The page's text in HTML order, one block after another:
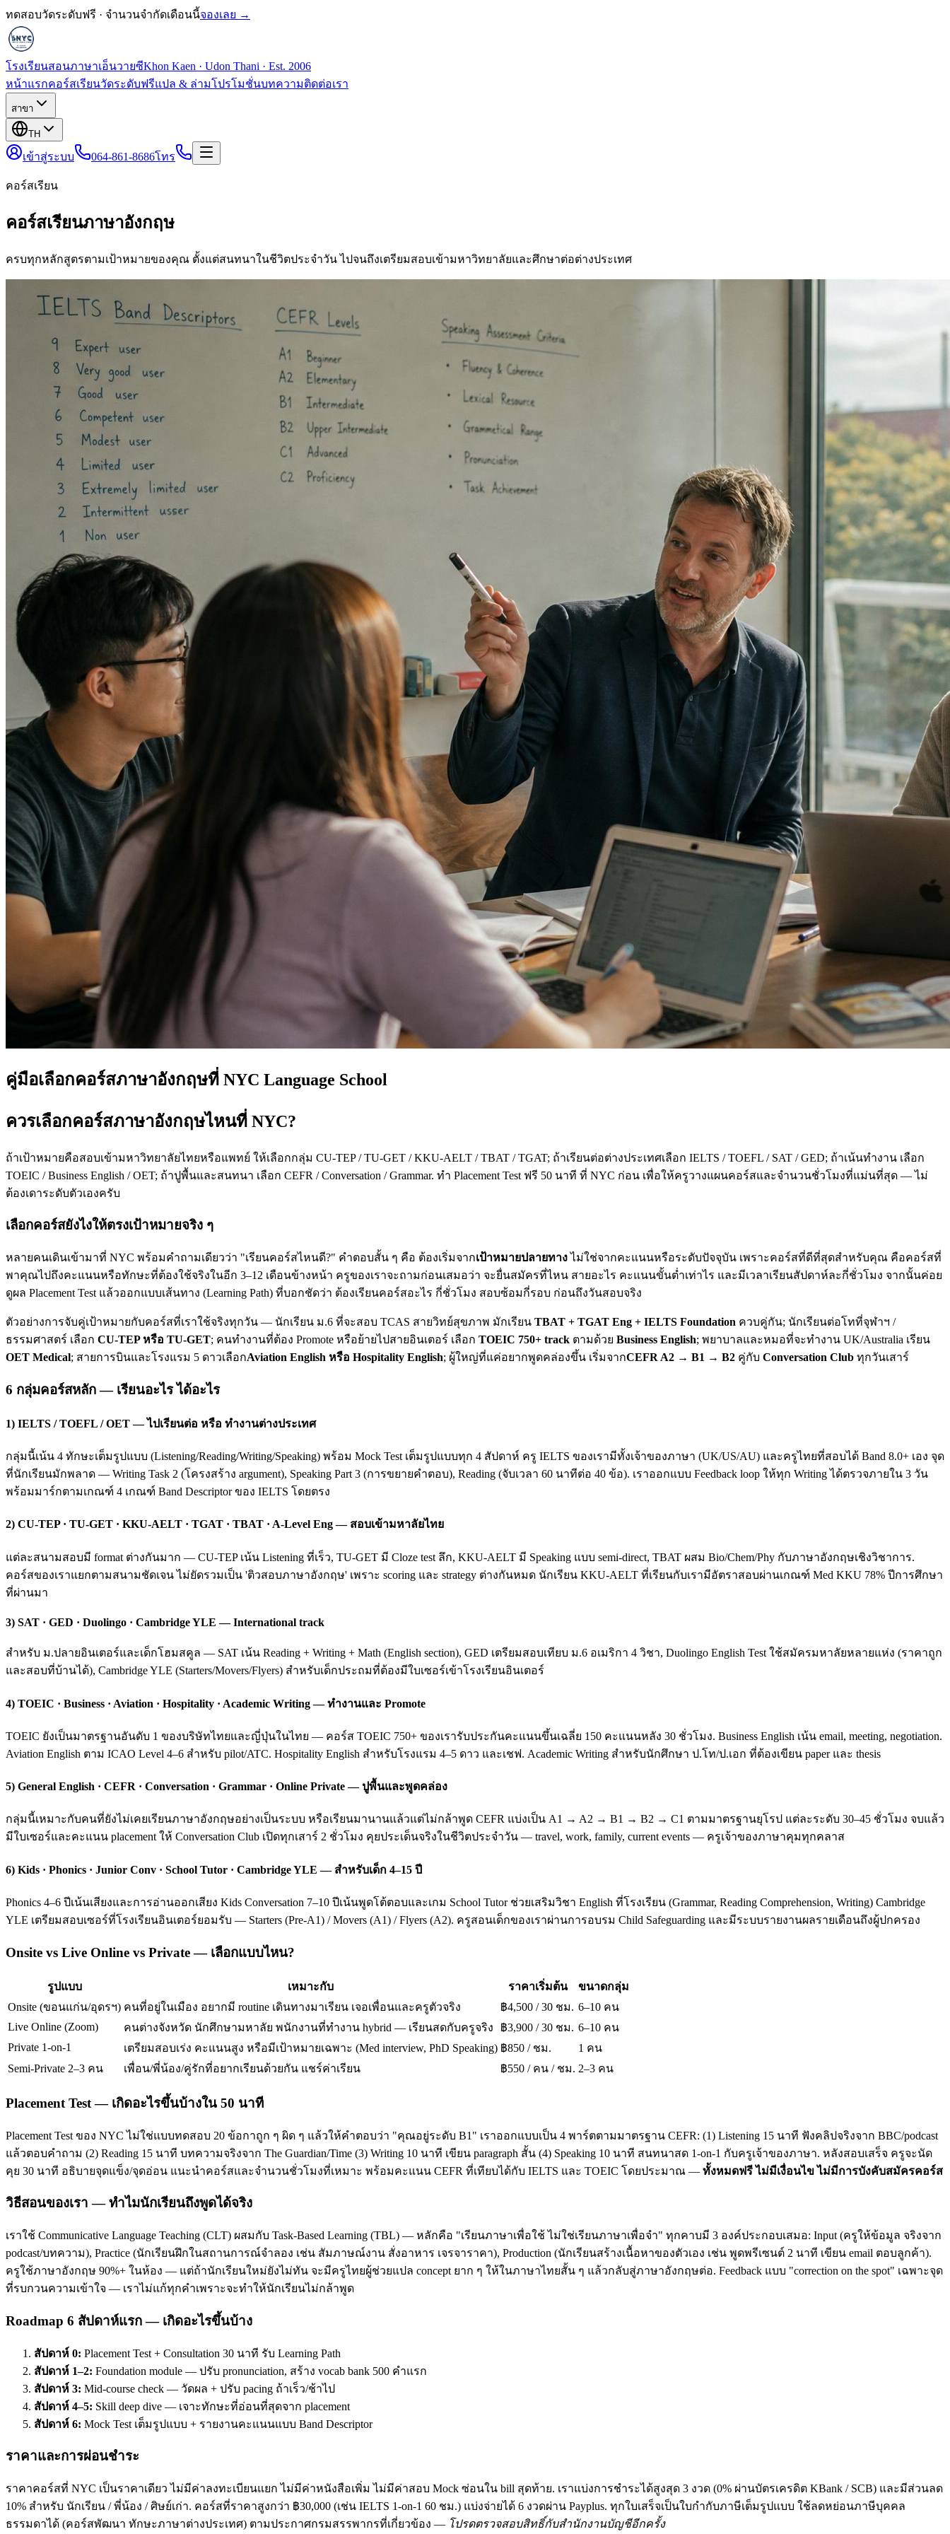
ทดสอบวัดระดับฟรี · จำนวนจำกัดเดือนนี้จองเลย →
โรงเรียนสอนภาษาเอ็นวายซีKhon Kaen · Udon Thani · Est. 2006
หน้าแรกคอร์สเรียนวัดระดับฟรีแปล & ล่ามโปรโมชั่นบทความติดต่อเรา
สาขา
TH
เข้าสู่ระบบ 064-861-8686โทร
คอร์สเรียน
คอร์สเรียนภาษาอังกฤษ
ครบทุกหลักสูตรตามเป้าหมายของคุณ ตั้งแต่สนทนาในชีวิตประจำวัน ไปจนถึงเตรียมสอบเข้ามหาวิทยาลัยและศึกษาต่อต่างประเทศ
คู่มือเลือกคอร์สภาษาอังกฤษที่ NYC Language School
ควรเลือกคอร์สภาษาอังกฤษไหนที่ NYC?
ถ้าเป้าหมายคือสอบเข้ามหาวิทยาลัยไทยหรือแพทย์ ให้เลือกกลุ่ม CU-TEP / TU-GET / KKU-AELT / TBAT / TGAT; ถ้าเรียนต่อต่างประเทศเลือก IELTS / TOEFL / SAT / GED; ถ้าเน้นทำงาน เลือก
TOEIC / Business English / OET; ถ้าปูพื้นและสนทนา เลือก CEFR / Conversation / Grammar. ทำ Placement Test ฟรี 50 นาที ที่ NYC ก่อน เพื่อให้ครูวางแผนคอร์สและจำนวนชั่วโมงที่แม่นที่สุด — ไม่
ต้องเดาระดับตัวเองครับ
เลือกคอร์สยังไงให้ตรงเป้าหมายจริง ๆ
หลายคนเดินเข้ามาที่ NYC พร้อมคำถามเดียวว่า "เรียนคอร์สไหนดี?" คำตอบสั้น ๆ คือ ต้องเริ่มจากเป้าหมายปลายทางไม่ใช่จากคะแนนหรือระดับปัจจุบัน เพราะคอร์สที่ดีที่สุดสำหรับคุณ คือคอร์สที่
พาคุณไปถึงคะแนนหรือทักษะที่ต้องใช้จริงในอีก 3–12 เดือนข้างหน้า ครูของเราจะถามก่อนเสมอว่า จะยื่นสมัครที่ไหน สายอะไร คะแนนขั้นต่ำเท่าไร และมีเวลาเรียนสัปดาห์ละกี่ชั่วโมง จากนั้นค่อย
ดูผล Placement Test แล้วออกแบบเส้นทาง (Learning Path) ที่บอกชัดว่า ต้องเรียนคอร์สอะไร กี่ชั่วโมง สอบซ้อมกี่รอบ ก่อนถึงวันสอบจริง
ตัวอย่างการจับคู่เป้าหมายกับคอร์สที่เราใช้จริงทุกวัน — นักเรียน ม.6 ที่จะสอบ TCAS สายวิทย์สุขภาพ มักเรียน TBAT + TGAT Eng + IELTS Foundation ควบคู่กัน; นักเรียนต่อโทที่จุฬาฯ /
ธรรมศาสตร์ เลือก CU-TEP หรือ TU-GET; คนทำงานที่ต้อง Promote หรือย้ายไปสายอินเตอร์ เลือก TOEIC 750+ track ตามด้วย Business English; พยาบาลและหมอที่จะทำงาน UK/Australia เรียน
OET Medical; สายการบินและโรงแรม 5 ดาวเลือกAviation English หรือ Hospitality English; ผู้ใหญ่ที่แค่อยากพูดคล่องขึ้น เริ่มจากCEFR A2 → B1 → B2 คู่กับ Conversation Club ทุกวันเสาร์
6 กลุ่มคอร์สหลัก — เรียนอะไร ได้อะไร
1) IELTS / TOEFL / OET — ไปเรียนต่อ หรือ ทำงานต่างประเทศ
กลุ่มนี้เน้น 4 ทักษะเต็มรูปแบบ (Listening/Reading/Writing/Speaking) พร้อม Mock Test เต็มรูปแบบทุก 4 สัปดาห์ ครู IELTS ของเรามีทั้งเจ้าของภาษา (UK/US/AU) และครูไทยที่สอบได้ Band 8.0+ เอง จุด
ที่นักเรียนมักพลาด — Writing Task 2 (โครงสร้าง argument), Speaking Part 3 (การขยายคำตอบ), Reading (จับเวลา 60 นาทีต่อ 40 ข้อ). เราออกแบบ Feedback loop ให้ทุก Writing ได้ตรวจภายใน 3 วัน
พร้อมมาร์กตามเกณฑ์ 4 เกณฑ์ Band Descriptor ของ IELTS โดยตรง
2) CU-TEP · TU-GET · KKU-AELT · TGAT · TBAT · A-Level Eng — สอบเข้ามหาลัยไทย
แต่ละสนามสอบมี format ต่างกันมาก — CU-TEP เน้น Listening ที่เร็ว, TU-GET มี Cloze test ลึก, KKU-AELT มี Speaking แบบ semi-direct, TBAT ผสม Bio/Chem/Phy กับภาษาอังกฤษเชิงวิชาการ.
คอร์สของเราแยกตามสนามชัดเจน ไม่ยัดรวมเป็น 'ติวสอบภาษาอังกฤษ' เพราะ scoring และ strategy ต่างกันหมด นักเรียน KKU-AELT ที่เรียนกับเรามีอัตราสอบผ่านเกณฑ์ Med KKU 78% ปีการศึกษา
ที่ผ่านมา
3) SAT · GED · Duolingo · Cambridge YLE — International track
สำหรับ ม.ปลายอินเตอร์และเด็กโฮมสคูล — SAT เน้น Reading + Writing + Math (English section), GED เตรียมสอบเทียบ ม.6 อเมริกา 4 วิชา, Duolingo English Test ใช้สมัครมหาลัยหลายแห่ง (ราคาถูก
และสอบที่บ้านได้), Cambridge YLE (Starters/Movers/Flyers) สำหรับเด็กประถมที่ต้องมีใบเซอร์เข้าโรงเรียนอินเตอร์
4) TOEIC · Business · Aviation · Hospitality · Academic Writing — ทำงานและ Promote
TOEIC ยังเป็นมาตรฐานอันดับ 1 ของบริษัทไทยและญี่ปุ่นในไทย — คอร์ส TOEIC 750+ ของเรารับประกันคะแนนขึ้นเฉลี่ย 150 คะแนนหลัง 30 ชั่วโมง. Business English เน้น email, meeting, negotiation.
Aviation English ตาม ICAO Level 4–6 สำหรับ pilot/ATC. Hospitality English สำหรับโรงแรม 4–5 ดาว และเชฟ. Academic Writing สำหรับนักศึกษา ป.โท/ป.เอก ที่ต้องเขียน paper และ thesis
5) General English · CEFR · Conversation · Grammar · Online Private — ปูพื้นและพูดคล่อง
กลุ่มนี้เหมาะกับคนที่ยังไม่เคยเรียนภาษาอังกฤษอย่างเป็นระบบ หรือเรียนมานานแล้วแต่ไม่กล้าพูด CEFR แบ่งเป็น A1 → A2 → B1 → B2 → C1 ตามมาตรฐานยุโรป แต่ละระดับ 30–45 ชั่วโมง จบแล้ว
มีใบเซอร์และคะแนน placement ให้ Conversation Club เปิดทุกเสาร์ 2 ชั่วโมง คุยประเด็นจริงในชีวิตประจำวัน — travel, work, family, current events — ครูเจ้าของภาษาคุมทุกคลาส
6) Kids · Phonics · Junior Conv · School Tutor · Cambridge YLE — สำหรับเด็ก 4–15 ปี
Phonics 4–6 ปีเน้นเสียงและการอ่านออกเสียง Kids Conversation 7–10 ปีเน้นพูดโต้ตอบและเกม School Tutor ช่วยเสริมวิชา English ที่โรงเรียน (Grammar, Reading Comprehension, Writing) Cambridge
YLE เตรียมสอบเซอร์ที่โรงเรียนอินเตอร์ยอมรับ — Starters (Pre-A1) / Movers (A1) / Flyers (A2). ครูสอนเด็กของเราผ่านการอบรม Child Safeguarding และมีระบบรายงานผลรายเดือนถึงผู้ปกครอง
Onsite vs Live Online vs Private — เลือกแบบไหน?
รูปแบบ เหมาะกับ ราคาเริ่มต้น
ขนาดกลุ่ม
Onsite (ขอนแก่น/อุดรฯ) คนที่อยู่ในเมือง อยากมี routine เดินทางมาเรียน เจอเพื่อนและครูตัวจริง ฿4,500 / 30 ชม. 6–10 คน
Live Online (Zoom)
คนต่างจังหวัด นักศึกษามหาลัย พนักงานที่ทำงาน hybrid — เรียนสดกับครูจริง ฿3,900 / 30 ชม. 6–10 คน
Private 1-on-1
เตรียมสอบเร่ง คะแนนสูง หรือมีเป้าหมายเฉพาะ (Med interview, PhD Speaking) ฿850 / ชม.
1 คน
Semi-Private 2–3 คน
เพื่อน/พี่น้อง/คู่รักที่อยากเรียนด้วยกัน แชร์ค่าเรียน ฿550 / คน / ชม. 2–3 คน
Placement Test — เกิดอะไรขึ้นบ้างใน 50 นาที
Placement Test ของ NYC ไม่ใช่แบบทดสอบ 20 ข้อกาถูก ๆ ผิด ๆ แล้วให้คำตอบว่า "คุณอยู่ระดับ B1" เราออกแบบเป็น 4 พาร์ตตามมาตรฐาน CEFR: (1) Listening 15 นาที ฟังคลิปจริงจาก BBC/podcast
แล้วตอบคำถาม (2) Reading 15 นาที บทความจริงจาก The Guardian/Time (3) Writing 10 นาที เขียน paragraph สั้น (4) Speaking 10 นาที สนทนาสด 1-on-1 กับครูเจ้าของภาษา. หลังสอบเสร็จ ครูจะนัด
คุย 30 นาที อธิบายจุดแข็ง/จุดอ่อน แนะนำคอร์สและจำนวนชั่วโมงที่เหมาะ พร้อมคะแนน CEFR ที่เทียบได้กับ IELTS และ TOEIC โดยประมาณ — ทั้งหมดฟรี ไม่มีเงื่อนไข ไม่มีการบังคับสมัครคอร์ส
วิธีสอนของเรา — ทำไมนักเรียนถึงพูดได้จริง
เราใช้ Communicative Language Teaching (CLT) ผสมกับ Task-Based Learning (TBL) — หลักคือ "เรียนภาษาเพื่อใช้ ไม่ใช่เรียนภาษาเพื่อจำ" ทุกคาบมี 3 องค์ประกอบเสมอ: Input (ครูให้ข้อมูล จริงจาก
podcast/บทความ), Practice (นักเรียนฝึกในสถานการณ์จำลอง เช่น สัมภาษณ์งาน สั่งอาหาร เจรจาราคา), Production (นักเรียนสร้างเนื้อหาของตัวเอง เช่น พูดพรีเซนต์ 2 นาที เขียน email ตอบลูกค้า).
ครูใช้ภาษาอังกฤษ 90%+ ในห้อง — แต่ถ้านักเรียนใหม่ยังไม่ทัน จะมีครูไทยผู้ช่วยแปล concept ยาก ๆ ให้ในภาษาไทยสั้น ๆ แล้วกลับสู่ภาษาอังกฤษต่อ. Feedback แบบ "correction on the spot" เฉพาะจุด
ที่รบกวนความเข้าใจ — เราไม่แก้ทุกคำเพราะจะทำให้นักเรียนไม่กล้าพูด
Roadmap 6 สัปดาห์แรก — เกิดอะไรขึ้นบ้าง
สัปดาห์ 0: Placement Test + Consultation 30 นาที รับ Learning Path
สัปดาห์ 1–2: Foundation module — ปรับ pronunciation, สร้าง vocab bank 500 คำแรก
สัปดาห์ 3: Mid-course check — วัดผล + ปรับ pacing ถ้าเร็ว/ช้าไป
สัปดาห์ 4–5: Skill deep dive — เจาะทักษะที่อ่อนที่สุดจาก placement
สัปดาห์ 6: Mock Test เต็มรูปแบบ + รายงานคะแนนแบบ Band Descriptor
ราคาและการผ่อนชำระ
ราคาคอร์สที่ NYC เป็นราคาเดียว ไม่มีค่าลงทะเบียนแยก ไม่มีค่าหนังสือเพิ่ม ไม่มีค่าสอบ Mock ซ่อนใน bill สุดท้าย. เราแบ่งการชำระได้สูงสุด 3 งวด (0% ผ่านบัตรเครดิต KBank / SCB) และมีส่วนลด
10% สำหรับ นักเรียน / พี่น้อง / ศิษย์เก่า. คอร์สที่ราคาสูงกว่า ฿30,000 (เช่น IELTS 1-on-1 60 ชม.) แบ่งจ่ายได้ 6 งวดผ่าน Payplus. ทุกใบเสร็จเป็นใบกำกับภาษีเต็มรูปแบบ ใช้ลดหย่อนภาษีบุคคล
ธรรมดาได้ (คอร์สพัฒนา ทักษะภาษาต่างประเทศ) ตามประกาศกรมสรรพากรที่เกี่ยวข้อง — โปรดตรวจสอบสิทธิ์กับสำนักงานบัญชีอีกครั้ง